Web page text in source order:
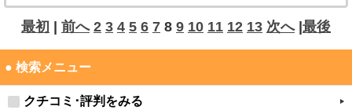
最初 | 前へ 2 3 4 5 6 7 8 9 10 11 12 13 次へ|最後
● 検索メニュー
クチコミ･評判をみる